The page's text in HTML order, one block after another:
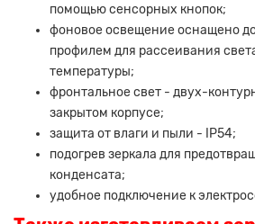
помощью сенсорных кнопок;
фоновое освещение оснащено
профилем для рассеивания
температуры;
фронтальное свет - двух-
закрытом корпусе;
защита от влаги и пыли - IP54;
подогрев зеркала для
конденсата;
удобное подключение к